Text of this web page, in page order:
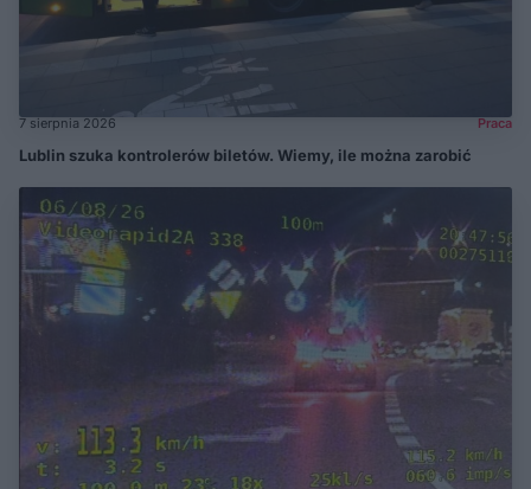
7 sierpnia 2026 Praca
Lublin szuka kontrolerów biletów. Wiemy, ile można zarobić